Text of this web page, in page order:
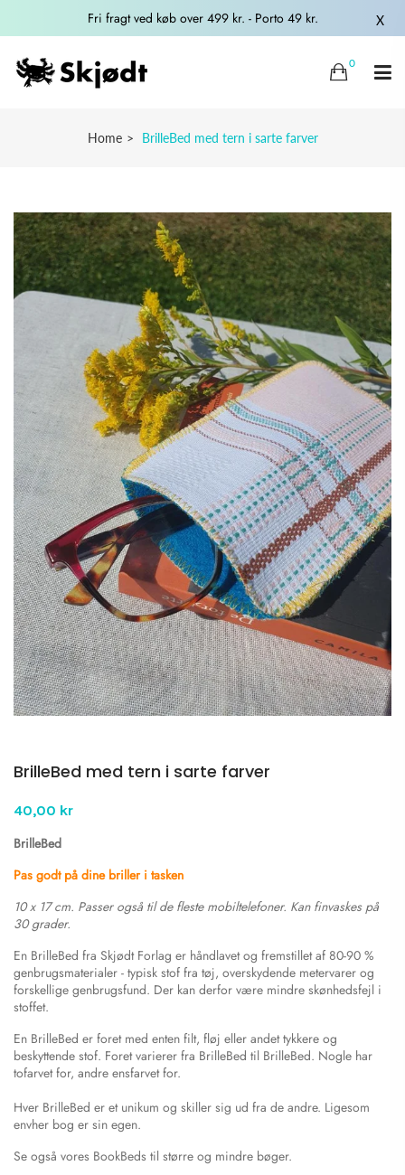
Fri fragt ved køb over 499 kr. - Porto 49 kr. X
0
Home BrilleBed med tern i sarte farver
BrilleBed med tern i sarte farver
40,00 kr
BrilleBed
Pas godt på dine briller i tasken
10 x 17 cm. Passer også til de fleste mobiltelefoner. Kan finvaskes på
30 grader.
En BrilleBed fra Skjødt Forlag er håndlavet og fremstillet af 80-90 %
genbrugsmaterialer - typisk stof fra tøj, overskydende metervarer og
forskellige genbrugsfund. Der kan derfor være mindre skønhedsfejl i
stoffet.
En BrilleBed er foret med enten filt, fløj eller andet tykkere og
beskyttende stof. Foret varierer fra BrilleBed til BrilleBed. Nogle har
tofarvet for, andre ensfarvet for.
Hver BrilleBed er et unikum og skiller sig ud fra de andre. Ligesom
envher bog er sin egen.
Se også vores BookBeds til større og mindre bøger.